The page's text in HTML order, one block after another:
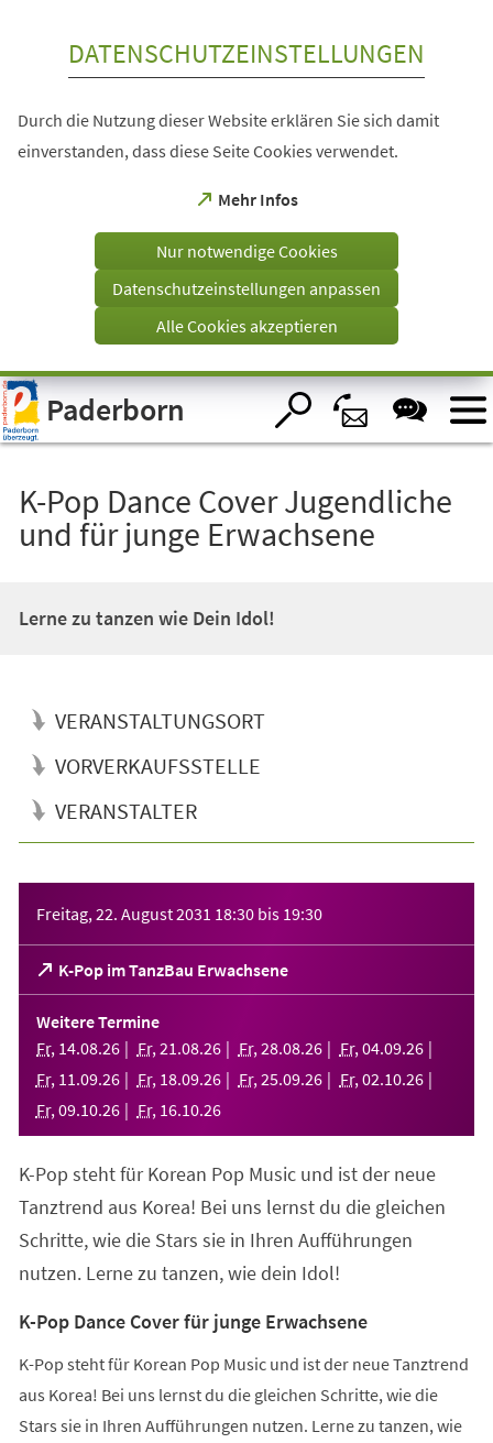
Visuelle
Assistenzsoftware
öffnen.
DATENSCHUTZEINSTELLUNGEN
Durch die Nutzung dieser Website erklären Sie sich damit
einverstanden, dass diese Seite Cookies verwendet.
Mehr Infos
(Öffnet
einem
Tab)
Nur notwendige Cookies
Datenschutzeinstellungen anpassen
Alle Cookies akzeptieren
Paderborn
K-Pop Dance Cover Jugendliche
und für junge Erwachsene
Lerne zu tanzen wie Dein Idol!
VERANSTALTUNGSORT
VORVERKAUFSSTELLE
VERANSTALTER
Freitag, 22. August 2031 18:30 bis 19:30
K-Pop im TanzBau Erwachsene
(Öffnet
in
einem
neuen
Tab)
Weitere Termine
Fr, 14.08.26 Fr, 21 .08.26 Fr, 28.08.26 Fr, 04.09.26
Fr, 11 .09.26 Fr, 18.09.26 Fr, 25.09.26 Fr, 02.10.26
Fr, 09.10.26 Fr, 16.10.26
K-Pop steht für Korean Pop Music und ist der neue
Tanztrend aus Korea! Bei uns lernst du die gleichen
Schritte, wie die Stars sie in Ihren Aufführungen
nutzen. Lerne zu tanzen, wie dein Idol!
K-Pop Dance Cover für junge Erwachsene
K-Pop steht für Korean Pop Music und ist der neue Tanztrend
aus Korea! Bei uns lernst du die gleichen Schritte, wie die
Stars sie in Ihren Aufführungen nutzen. Lerne zu tanzen, wie